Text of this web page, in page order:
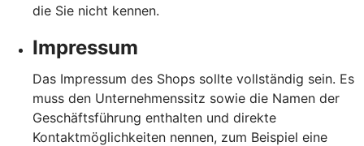
die Sie nicht kennen.
Impressum
Das Impressum des Shops sollte vollständig sein. Es
muss den Unternehmenssitz sowie die Namen der
Geschäftsführung enthalten und direkte
Kontaktmöglichkeiten nennen, zum Beispiel eine